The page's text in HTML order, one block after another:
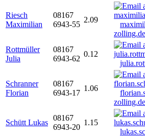
Riesch
Maximilian
08167
6943-55
2.09
zolling.de
Rottmüller
Julia
08167
6943-62
0.12
Schranner
Florian
08167
6943-17
1.06
zolling.de
Schütt Lukas
08167
6943-20
1.15